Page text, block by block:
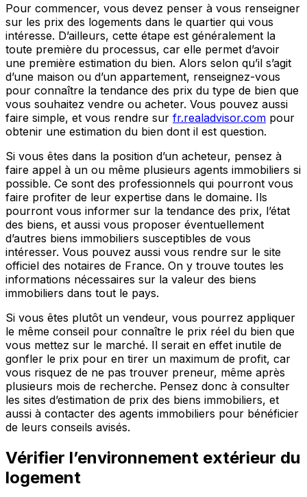
Pour commencer, vous devez penser à vous renseigner
sur les prix des logements dans le quartier qui vous
intéresse. D’ailleurs, cette étape est généralement la
toute première du processus, car elle permet d’avoir
une première estimation du bien. Alors selon qu’il s’agit
d’une maison ou d’un appartement, renseignez-vous
pour connaître la tendance des prix du type de bien que
vous souhaitez vendre ou acheter. Vous pouvez aussi
faire simple, et vous rendre sur fr.realadvisor.com pour
obtenir une estimation du bien dont il est question.
Si vous êtes dans la position d’un acheteur, pensez à
faire appel à un ou même plusieurs agents immobiliers si
possible. Ce sont des professionnels qui pourront vous
faire profiter de leur expertise dans le domaine. Ils
pourront vous informer sur la tendance des prix, l’état
des biens, et aussi vous proposer éventuellement
d’autres biens immobiliers susceptibles de vous
intéresser. Vous pouvez aussi vous rendre sur le site
officiel des notaires de France. On y trouve toutes les
informations nécessaires sur la valeur des biens
immobiliers dans tout le pays.
Si vous êtes plutôt un vendeur, vous pourrez appliquer
le même conseil pour connaître le prix réel du bien que
vous mettez sur le marché. Il serait en effet inutile de
gonfler le prix pour en tirer un maximum de profit, car
vous risquez de ne pas trouver preneur, même après
plusieurs mois de recherche. Pensez donc à consulter
les sites d’estimation de prix des biens immobiliers, et
aussi à contacter des agents immobiliers pour bénéficier
de leurs conseils avisés.
Vérifier l’environnement extérieur du
logement